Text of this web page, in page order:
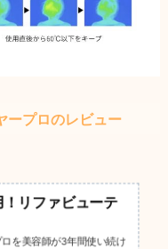
ープロのレビュー
リファビューテ
を美容師が3年間使い続け